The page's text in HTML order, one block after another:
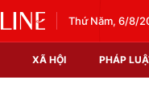
Thứ Năm, 6/8/
XÃ HỘI PHÁP